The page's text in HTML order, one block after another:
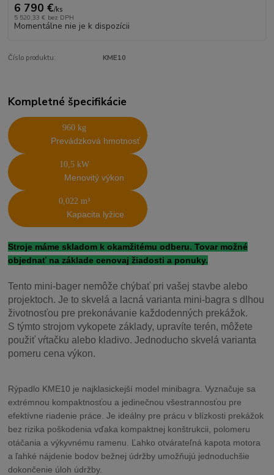
6 790 €/ks
5 520,33 € bez DPH
Momentálne nie je k dispozícii
Číslo produktu: KME10
Kompletné špecifikácie
960 kg
Prevádzková hmotnosť
10,5 kW
Menovitý výkon
0,022 m³
Kapacita lyžice
Stroje máme skladom k okamžitému odberu. Tovar možné
objednať na základe cenovaj žiadosti a ponuky.
Tento mini-bager nemôže chýbať pri vašej stavbe alebo
projektoch. Je to skvelá a lacná varianta mini-bagra s dlhou
životnosťou pre prekonávanie každodenných prekážok.
S týmto strojom vykopete základy, upravíte terén, môžete
použiť vŕtačku alebo kladivo. Jednoducho skvelá varianta
pomeru cena výkon.
Rýpadlo KME10 je najklasickejší model minibagra. Vyznačuje sa
extrémnou kompaktnosťou a jedinečnou všestrannosťou pre
efektívne riadenie práce. Je ideálny pre prácu v blízkosti prekážok
bez rizika poškodenia vďaka kompaktnej konštrukcii, polomeru
otáčania a výkyvnému ramenu. Ľahko otvárateľná kapota motora
a ľahké nájdenie bodov bežnej údržby umožňujú jednoduchšie
dokončenie úloh údržby.